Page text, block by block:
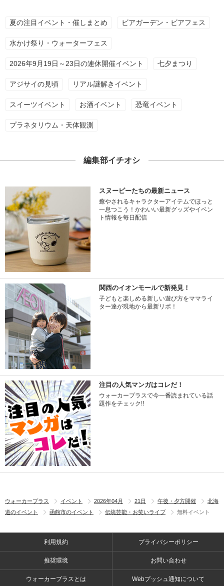
夏の注目イベント・催しまとめ ビアガーデン・ビアフェス
水かけ祭り・ウォーターフェス
2026年9月19日～23日の連休開催イベント 七夕まつり
アジサイの見頃 リアル謎解きイベント
スイーツイベント お酒イベント 恐竜イベント
プラネタリウム・天体観測
編集部イチオシ
スヌーピーたちの最新ニュース
癒やされるキャラクターアイテムでほっと
一息つこう！かわいい最新グッズやイベン
ト情報を毎日配信
関西のイオンモールで新発見！
子どもと楽しめる新しい遊び方をママライ
ター達が現地から最新リポ！
注目の人気マンガはコレだ！
ウォーカープラスで今一番読まれている話
題作をチェック!!
ウォーカープラス イベント 2026年04月 21日 午後・夕方開催
北海
道のイベント
函館市のイベント 伝統芸能・お笑いライブ 無料イベント
利用規約 プライバシーポリシー
推奨環境 お問い合わせ
ウォーカープラスとは Webプッシュ通知について